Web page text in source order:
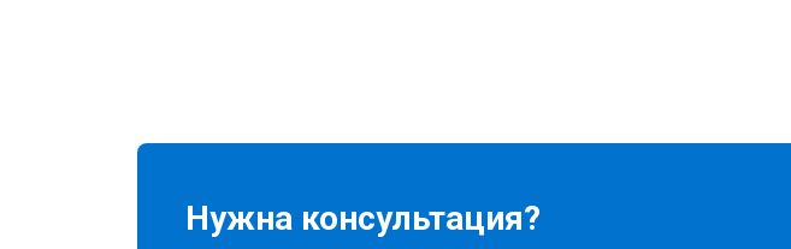
Нужна консультация?